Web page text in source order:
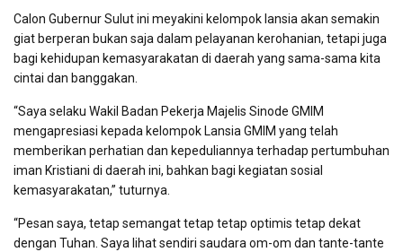
Calon Gubernur Sulut ini meyakini kelompok lansia akan semakin
giat berperan bukan saja dalam pelayanan kerohanian, tetapi juga
bagi kehidupan kemasyarakatan di daerah yang sama-sama kita
cintai dan banggakan.
“Saya selaku Wakil Badan Pekerja Majelis Sinode GMIM
mengapresiasi kepada kelompok Lansia GMIM yang telah
memberikan perhatian dan kepeduliannya terhadap pertumbuhan
iman Kristiani di daerah ini, bahkan bagi kegiatan sosial
kemasyarakatan,” tuturnya.
“Pesan saya, tetap semangat tetap tetap optimis tetap dekat
dengan Tuhan. Saya lihat sendiri saudara om-om dan tante-tante